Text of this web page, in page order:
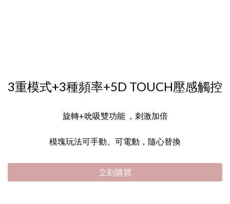
3重模式+3種頻率+5D TOUCH壓感觸控
旋轉+吮吸雙功能 ，刺激加倍
模塊玩法可手動、可電動，隨心替換
立刻購買